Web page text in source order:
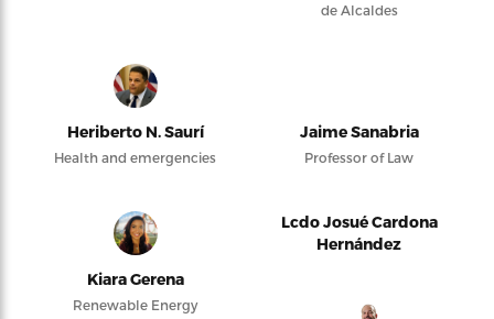
de Alcaldes
Heriberto N. Saurí
Health and emergencies
Jaime Sanabria
Professor of Law
Kiara Gerena
Renewable Energy
Lcdo Josué Cardona
Hernández